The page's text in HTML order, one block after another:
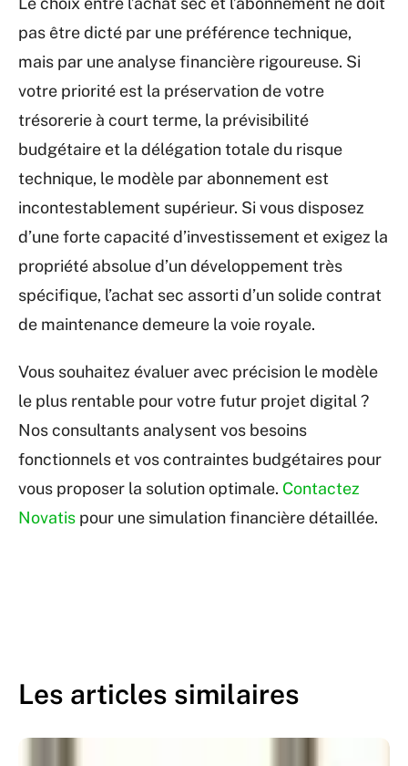
pas être dicté par une préférence technique,
mais par une analyse financière rigoureuse. Si
votre priorité est la préservation de votre
trésorerie à court terme, la prévisibilité
budgétaire et la délégation totale du risque
technique, le modèle par abonnement est
incontestablement supérieur. Si vous disposez
d’une forte capacité d’investissement et exigez la
propriété absolue d’un développement très
spécifique, l’achat sec assorti d’un solide contrat
de maintenance demeure la voie royale.
Vous souhaitez évaluer avec précision le modèle
le plus rentable pour votre futur projet digital ?
Nos consultants analysent vos besoins
fonctionnels et vos contraintes budgétaires pour
vous proposer la solution optimale. Contactez
Novatis pour une simulation financière détaillée.
Les articles similaires